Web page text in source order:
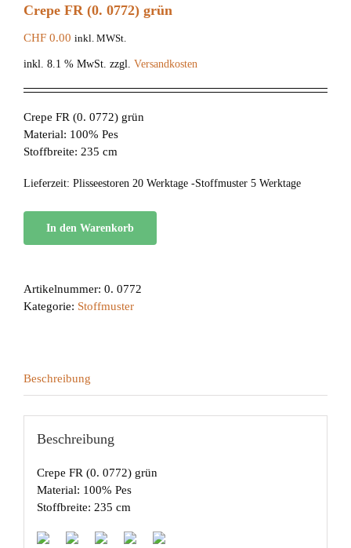
Crepe FR (0. 0772) grün
CHF 0.00 inkl. MWSt.
inkl. 8.1 % MwSt. zzgl. Versandkosten
Crepe FR (0. 0772) grün
Material: 100% Pes
Stoffbreite: 235 cm
Lieferzeit: Plisseestoren 20 Werktage -Stoffmuster 5 Werktage
In den Warenkorb
Artikelnummer: 0. 0772
Kategorie: Stoffmuster
Beschreibung
Beschreibung
Crepe FR (0. 0772) grün
Material: 100% Pes
Stoffbreite: 235 cm